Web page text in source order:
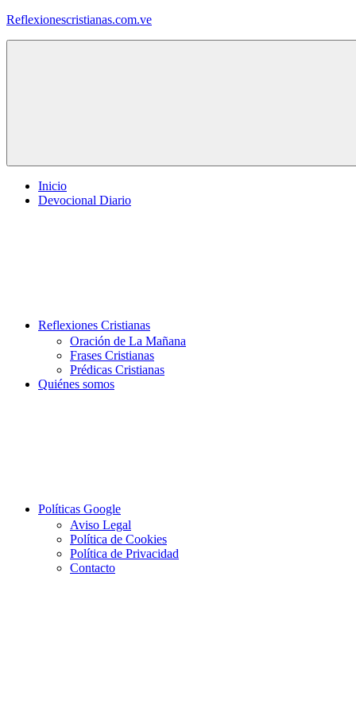
Saltar
Reflexionescristianas.com.ve
Inicio
Devocional Diario
Reflexiones Cristianas
Oración de La Mañana
Frases Cristianas
Prédicas Cristianas
Quiénes somos
Políticas Google
Aviso Legal
Política de Cookies
Política de Privacidad
Contacto